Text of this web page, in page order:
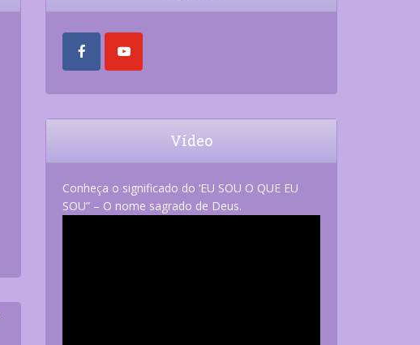
Vídeo
Conheça o significado do ‘EU SOU O QUE EU
SOU” – O nome sagrado de Deus.